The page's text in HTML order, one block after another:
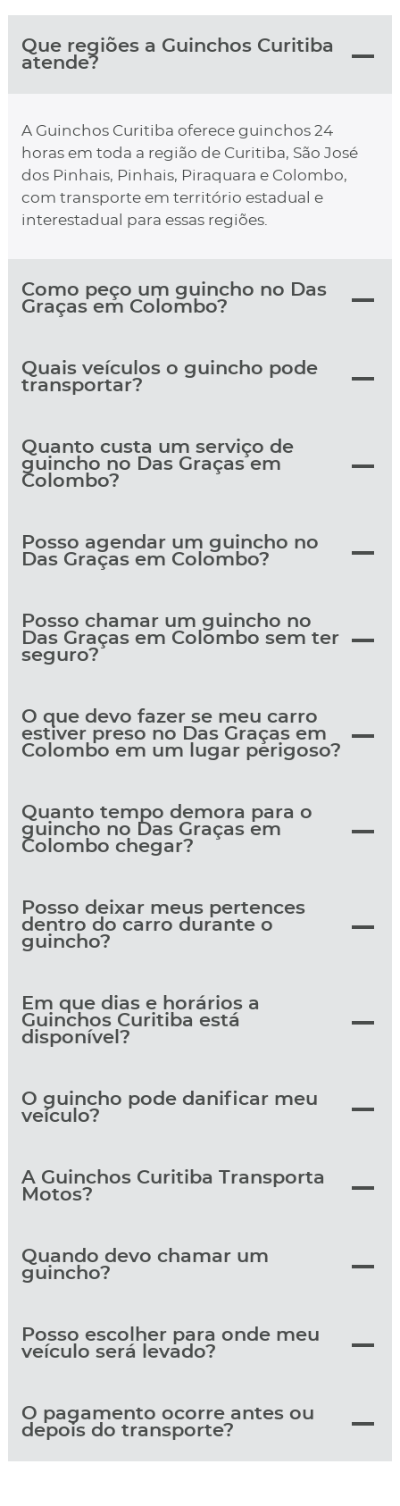
Que regiões a Guinchos Curitiba
atende?
A Guinchos Curitiba oferece guinchos 24
horas em toda a região de Curitiba, São José
dos Pinhais, Pinhais, Piraquara e Colombo,
com transporte em território estadual e
interestadual para essas regiões.
Como peço um guincho no Das
Graças em Colombo?
Quais veículos o guincho pode
transportar?
Quanto custa um serviço de
guincho no Das Graças em
Colombo?
Posso agendar um guincho no
Das Graças em Colombo?
Posso chamar um guincho no
Das Graças em Colombo sem ter
seguro?
O que devo fazer se meu carro
estiver preso no Das Graças em
Colombo em um lugar perigoso?
Quanto tempo demora para o
guincho no Das Graças em
Colombo chegar?
Posso deixar meus pertences
dentro do carro durante o
guincho?
Em que dias e horários a
Guinchos Curitiba está
disponível?
O guincho pode danificar meu
veículo?
A Guinchos Curitiba Transporta
Motos?
Quando devo chamar um
guincho?
Posso escolher para onde meu
veículo será levado?
O pagamento ocorre antes ou
depois do transporte?